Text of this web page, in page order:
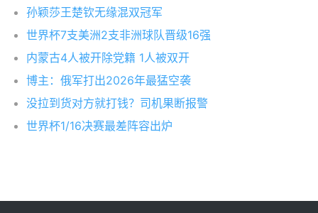
孙颖莎王楚钦无缘混双冠军
世界杯7支美洲2支非洲球队晋级16强
内蒙古4人被开除党籍 1人被双开
博主：俄军打出2026年最猛空袭
没拉到货对方就打钱？司机果断报警
世界杯1/16决赛最差阵容出炉